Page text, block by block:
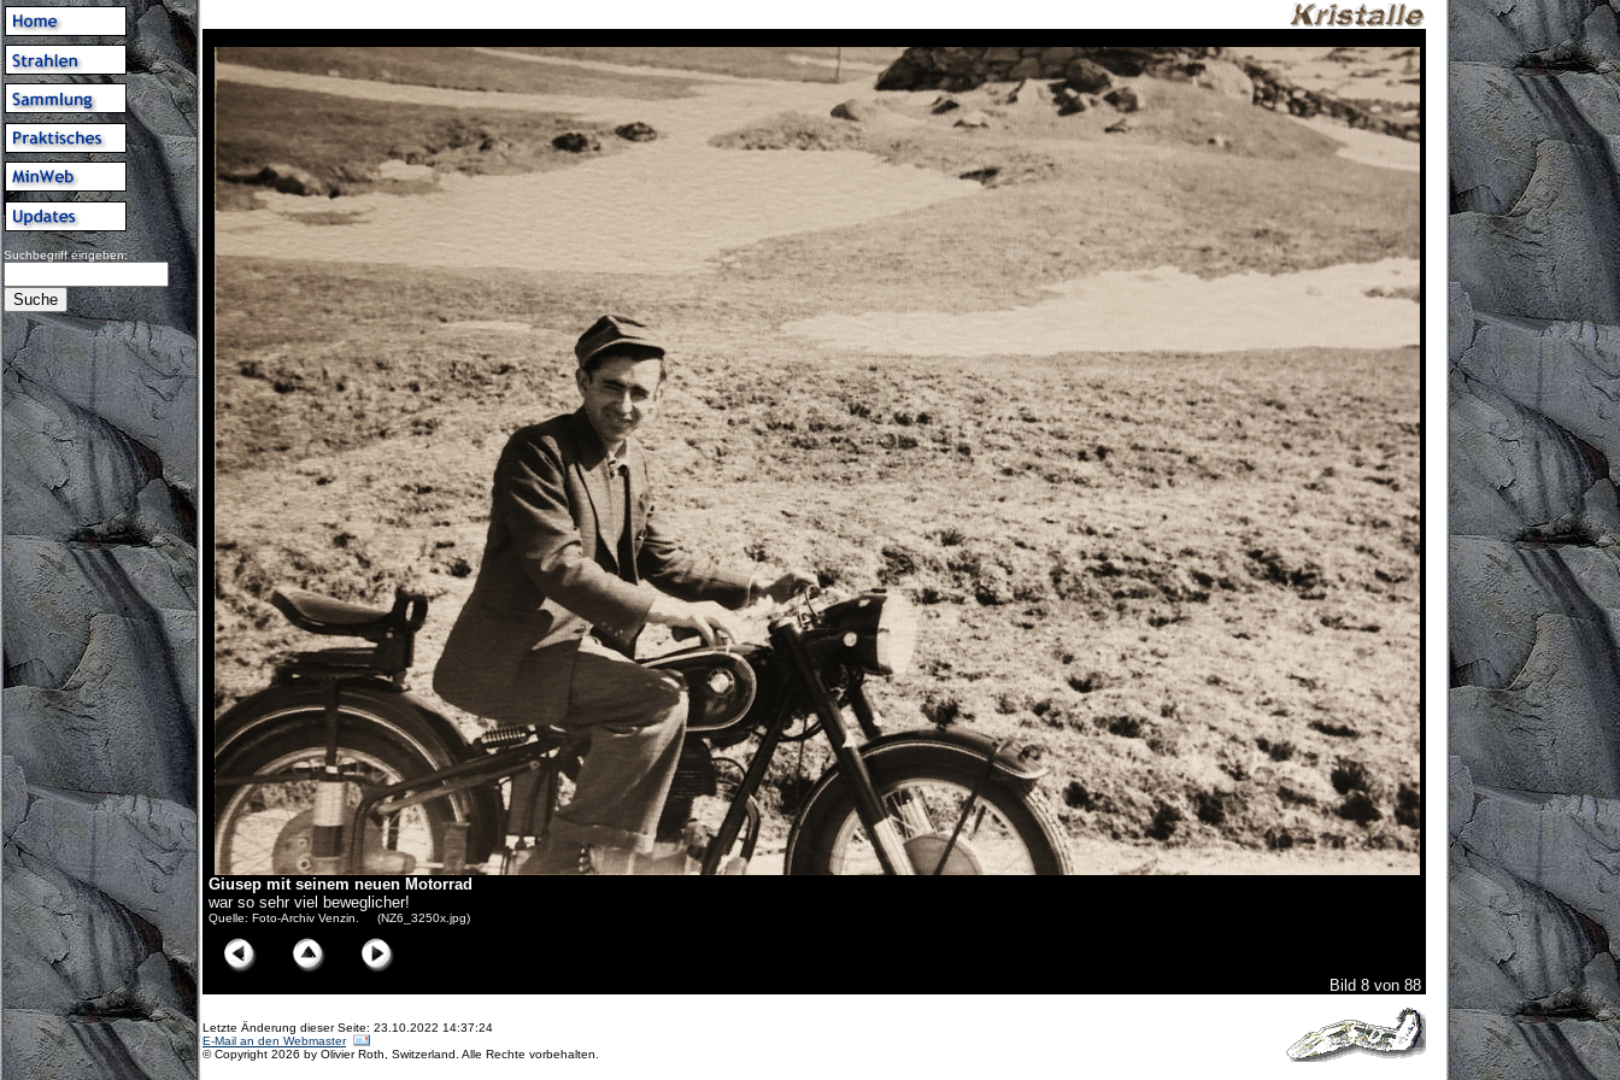
Suchbegriff eingeben:
Giusep mit seinem neuen Motorrad
war so sehr viel beweglicher!
Quelle: Foto-Archiv Venzin. (NZ6_3250x.jpg)
Bild 8 von 88
Letzte Änderung dieser Seite: 23.10.2022 14:37:24
E-Mail an den Webmaster
© Copyright 2026 by Olivier Roth, Switzerland. Alle Rechte vorbehalten.